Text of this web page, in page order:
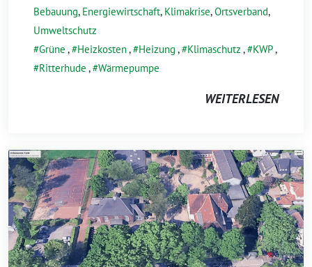
Bebauung, Energiewirtschaft, Klimakrise,Ortsverband,
Umweltschutz
Grüne , Heizkosten, Heizung , Klimaschutz , KWP,
Ritterhude , Wärmepumpe
WEITERLESEN